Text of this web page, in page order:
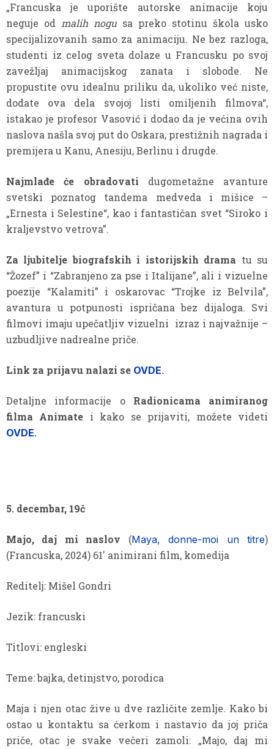
„Francuska je uporište autorske animacije koju
neguje od malih nogusa preko stotinu škola usko
specijalizovanih samo za animaciju. Ne bez razloga,
studenti iz celog sveta dolaze u Francusku po svoj
zavežljaj animacijskog zanata i slobode. Ne
propustite ovu idealnu priliku da, ukoliko već niste,
dodate ova dela svojoj listi omiljenih filmova“,
istakao je profesor Vasović i dodao da je većina ovih
naslova našla svoj put do Oskara, prestižnih nagrada i
premijera u Kanu, Anesiju, Berlinu i drugde.
Najmlađe će obradovati dugometažne avanture
svetski poznatog tandema medveda i mišice –
„Ernesta i Selestine“, kao i fantastičan svet “Siroko i
kraljevstvo vetrova”.
Za ljubitelje biografskih i istorijskih drama tu su
“Žozef” i “Zabranjeno za pse i Italijane”, ali i vizuelne
poezije “Kalamiti” i oskarovac “Trojke iz Belvila”,
avantura u potpunosti ispričana bez dijaloga. Svi
filmovi imaju upečatljiv vizuelni izraz i najvažnije –
uzbudljive nadrealne priče.
Link za prijavu nalazi se OVDE.
Detaljne informacije o Radionicama animiranog
filma Animate i kako se prijaviti, možete videti
OVDE.
5. decembar, 19č
Majo, daj mi naslov (Maya, donne-moi un titre)
(Francuska, 2024) 61′ animirani film, komedija
Reditelj: Mišel Gondri
Jezik: francuski
Titlovi: engleski
Teme: bajka, detinjstvo, porodica
Maja i njen otac žive u dve različite zemlje. Kako bi
ostao u kontaktu sa ćerkom i nastavio da joj priča
priče, otac je svake večeri zamoli: „Majo, daj mi